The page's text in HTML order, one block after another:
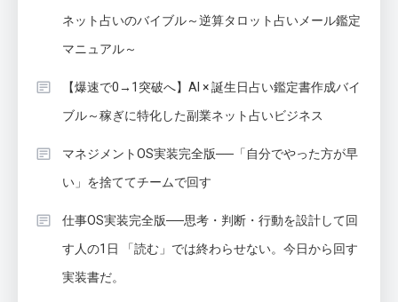
ネット占いのバイブル～逆算タロット占いメール鑑定
マニュアル～
【爆速で0→1突破へ】AI × 誕生日占い鑑定書作成バイ
ブル～稼ぎに特化した副業ネット占いビジネス
マネジメントOS実装完全版──「自分でやった方が早
い」を捨ててチームで回す
仕事OS実装完全版──思考・判断・行動を設計して回
す人の1日 「読む」では終わらせない。今日から回す
実装書だ。